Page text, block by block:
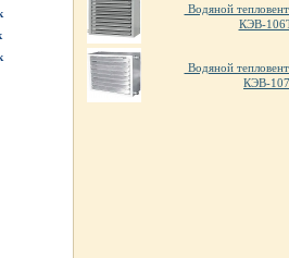
Водяной
КЭВ-
Водяной
КЭВ-